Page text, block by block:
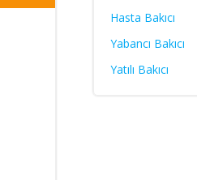
Hasta Bakıcı
Yabancı Bakıcı
Yatılı Bakıcı